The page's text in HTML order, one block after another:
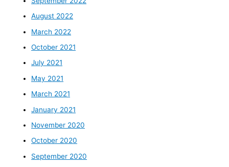
August 2022
March 2022
October 2021
July 2021
May 2021
March 2021
January 2021
November 2020
October 2020
September 2020